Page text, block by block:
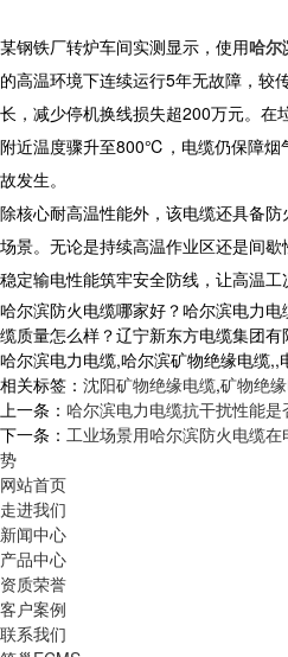
某钢铁厂转炉车间实测显示，使用哈尔
的高温环境下连续运行5年无故障，较
长，减少停机换线损失超200万元。在
附近温度骤升至800℃，电缆仍保障烟
故发生。
除核心耐高温性能外，该电缆还具备
场景。无论是持续高温作业区还是间歇
稳定输电性能筑牢安全防线，让高温工
哈尔滨防火电缆哪家好？哈尔滨电力
缆质量怎么样？辽宁新东方电缆集团
哈尔滨电力电缆,哈尔滨矿物绝缘电缆
相关标签： 沈阳矿物绝缘电缆,矿物绝
上一条： 哈尔滨电力电缆抗干扰性能是
下一条： 工业场景用哈尔滨防火电缆
势
网站首页
走进我们
新闻中心
产品中心
资质荣誉
客户案例
联系我们